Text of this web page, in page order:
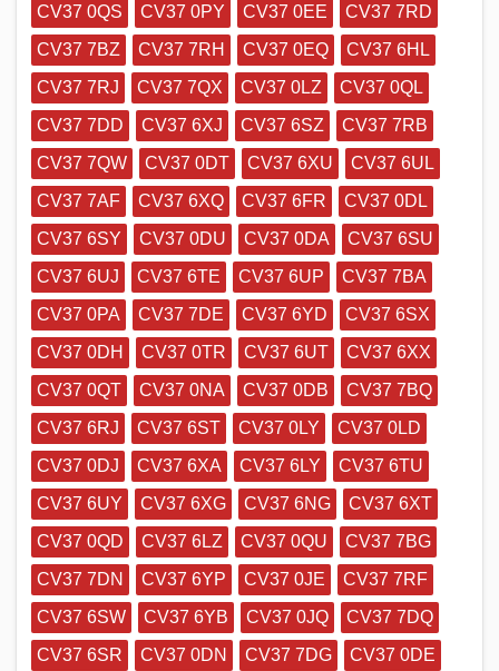
CV37 0QS
CV37 0PY CV37 0EE
CV37 7RD
CV37 7BZ
CV37 7RH CV37 0EQ
CV37 6HL
CV37 7RJ
CV37 7QX CV37 0LZ
CV37 0QL
CV37 7DD
CV37 6XJ CV37 6SZ
CV37 7RB
CV37 7QW
CV37 0DT CV37 6XU
CV37 6UL
CV37 7AF
CV37 6XQ CV37 6FR
CV37 0DL
CV37 6SY
CV37 0DU CV37 0DA
CV37 6SU
CV37 6UJ
CV37 6TE CV37 6UP
CV37 7BA
CV37 0PA
CV37 7DE CV37 6YD
CV37 6SX
CV37 0DH
CV37 0TR CV37 6UT
CV37 6XX
CV37 0QT
CV37 0NA CV37 0DB
CV37 7BQ
CV37 6RJ
CV37 6ST CV37 0LY
CV37 0LD
CV37 0DJ
CV37 6XA CV37 6LY
CV37 6TU
CV37 6UY
CV37 6XG CV37 6NG
CV37 6XT
CV37 0QD
CV37 6LZ CV37 0QU
CV37 7BG
CV37 7DN
CV37 6YP CV37 0JE
CV37 7RF
CV37 6SW
CV37 6YB CV37 0JQ
CV37 7DQ
CV37 6SR
CV37 0DN CV37 7DG
CV37 0DE